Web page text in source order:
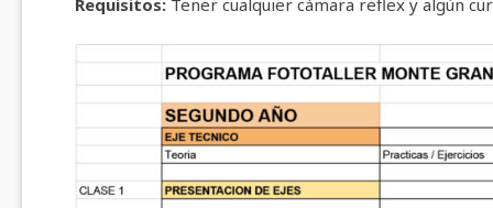
Requisitos: Tener cualquier cámara reflex y algún